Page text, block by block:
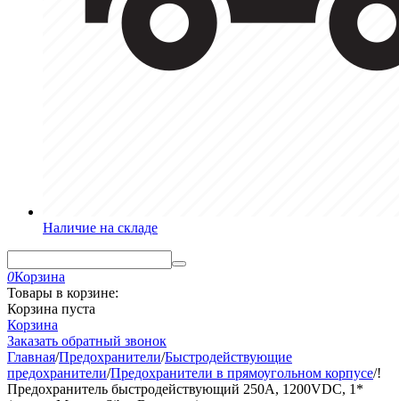
Наличие на складе
0Корзина
Товары в корзине:
Корзина пуста
Корзина
Заказать обратный звонок
Главная/Предохранители/Быстродействующие
предохранители/Предохранители в прямоугольном корпусе/!
Предохранитель быстродействующий 250A, 1200VDC, 1*